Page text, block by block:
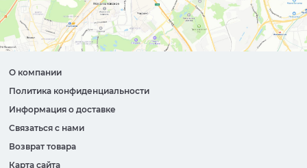
О компании
Политика конфиденциальности
Информация о доставке
Связаться с нами
Возврат товара
Карта сайта